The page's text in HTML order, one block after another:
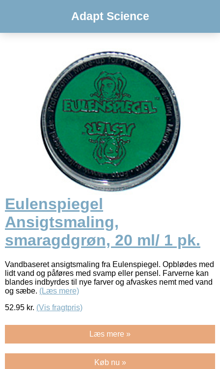
Adapt Science
Eulenspiegel
Ansigtsmaling,
smaragdgrøn, 20 ml/ 1 pk.
Vandbaseret ansigtsmaling fra Eulenspiegel. Opblødes med
lidt vand og påføres med svamp eller pensel. Farverne kan
blandes indbyrdes til nye farver og afvaskes nemt med vand
og sæbe. (Læs mere)
52.95 kr. (Vis fragtpris)
Læs mere »
Køb nu »